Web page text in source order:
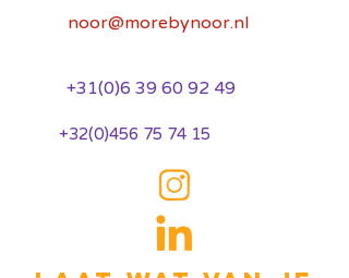
noor@morebynoor.nl
+31(0)6 39 60 92 49
+32(0)456 75 74 15